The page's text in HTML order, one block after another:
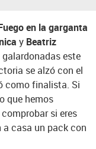
en la garganta
y Beatriz
este
se alzó con el
como finalista. Si
que hemos
si eres
a casa un pack con